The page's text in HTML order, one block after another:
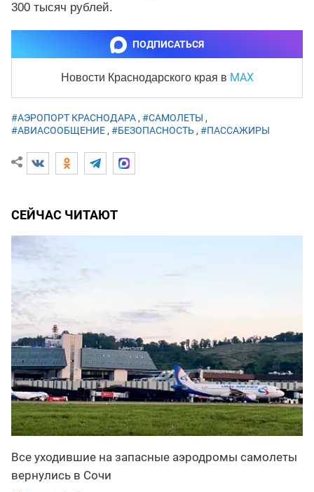
300 тысяч рублей.
ПОДПИСАТЬСЯ
Новости Краснодарского края в MAX
#АЭРОПОРТ КРАСНОДАРА , #САМОЛЕТЫ ,
#АВИАСООБЩЕНИЕ , #БЕЗОПАСНОСТЬ , #ПАССАЖИРЫ
СЕЙЧАС ЧИТАЮТ
Все уходившие на запасные аэродромы самолеты
вернулись в Сочи